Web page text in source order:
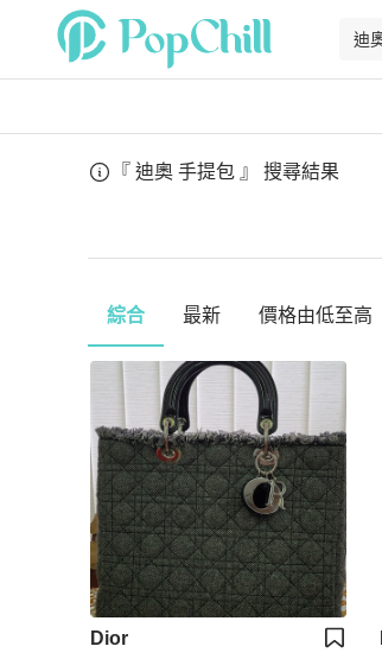
『 迪奧 手提包 』 搜尋結果
綜合 最新 價格由低至高
Dior